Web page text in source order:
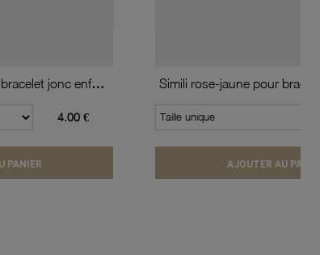
Simili rouge-bleu pour bracelet jonc enfant Méli Versa, 10mm
4.00 €
PANIER
Taille unique
AJOUTER AU